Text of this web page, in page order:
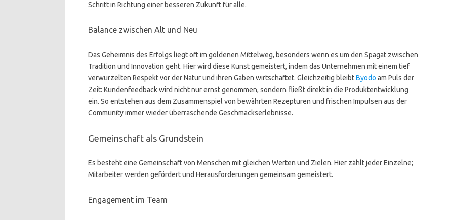
Schritt in Richtung einer besseren Zukunft für alle.
Balance zwischen Alt und Neu
Das Geheimnis des Erfolgs liegt oft im goldenen Mittelweg, besonders wenn es um den Spagat zwischen
Tradition und Innovation geht. Hier wird diese Kunst gemeistert, indem das Unternehmen mit einem tief
verwurzelten Respekt vor der Natur und ihren Gaben wirtschaftet. Gleichzeitig bleibtByodo am Puls der
Zeit: Kundenfeedback wird nicht nur ernst genommen, sondern fließt direkt in die Produktentwicklung
ein. So entstehen aus dem Zusammenspiel von bewährten Rezepturen und frischen Impulsen aus der
Community immer wieder überraschende Geschmackserlebnisse.
Gemeinschaft als Grundstein
Es besteht eine Gemeinschaft von Menschen mit gleichen Werten und Zielen. Hier zählt jeder Einzelne;
Mitarbeiter werden gefördert und Herausforderungen gemeinsam gemeistert.
Engagement im Team